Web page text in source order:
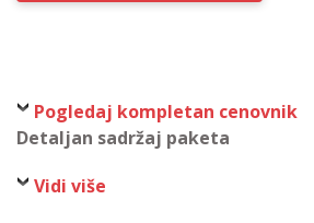
Pogledaj kompletan cenovnik
Detaljan sadržaj paketa
Vidi više